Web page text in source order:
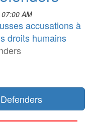
AM
accusations à
droits humains